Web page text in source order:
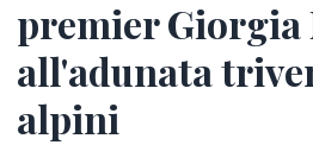
premier Giorgia
all'adunata
alpini